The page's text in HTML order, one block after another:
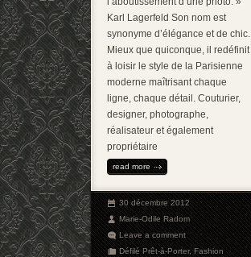
Karl Lagerfeld Son nom est
synonyme d’élégance et de chic.
Mieux que quiconque, il redéfinit
à loisir le style de la Parisienne
moderne maîtrisant chaque
ligne, chaque détail. Couturier,
designer, photographe,
réalisateur et également
propriétaire
read more
30 décembre 2012
Marie-Odile Radom
Leave a comment
Défilé Prêt-à-Porter,Fashion